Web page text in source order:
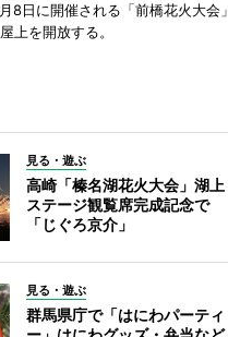
8日に開催される「前橋花火大会」
上を開放する。
見る・遊ぶ
高崎「榛名湖花火大会」湖上
ステージ観覧席完成記念で
「じぐろ京介」
見る・遊ぶ
群馬県庁で「はにわパーティ